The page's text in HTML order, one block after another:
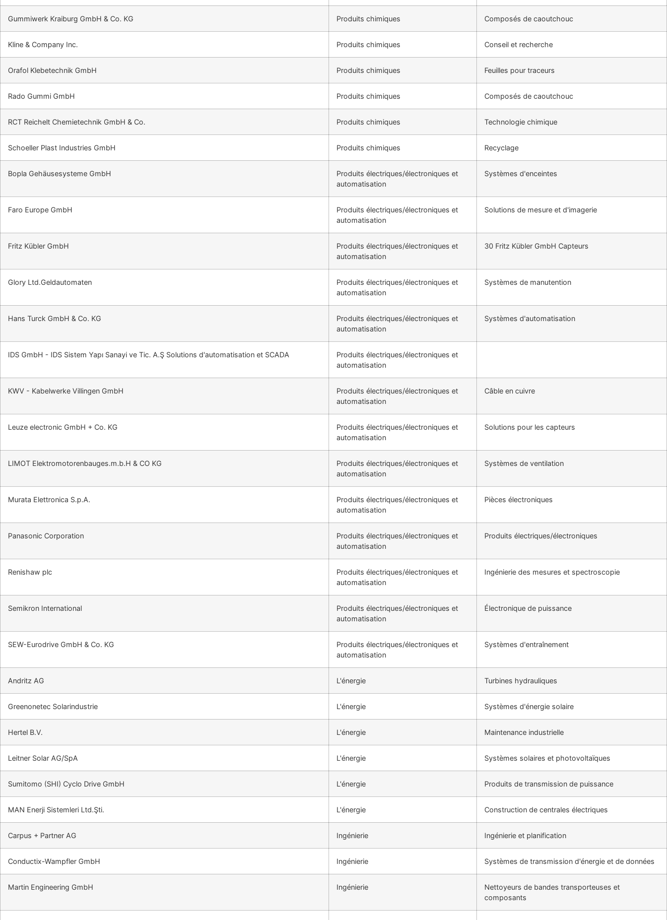
Gummiwerk Kraiburg GmbH & Co. KG Produits chimiques Composés de caoutchouc
Kline & Company Inc. Produits chimiques Conseil et recherche
Orafol Klebetechnik GmbH Produits chimiques Feuilles pour traceurs
Rado Gummi GmbH Produits chimiques Composés de caoutchouc
RCT Reichelt Chemietechnik GmbH & Co. Produits chimiques Technologie chimique
Schoeller Plast Industries GmbH Produits chimiques Recyclage
Bopla Gehäusesysteme GmbH
Produits électriques/électroniques et
automatisation
Systèmes d'enceintes
Faro Europe GmbH
Produits électriques/électroniques et
automatisation
Solutions de mesure et d'imagerie
Fritz Kübler GmbH
Produits électriques/électroniques et
automatisation
30 Fritz Kübler GmbH Capteurs
Glory Ltd.Geldautomaten
Produits électriques/électroniques et
automatisation
Systèmes de manutention
Hans Turck GmbH & Co. KG
Produits électriques/électroniques et
automatisation
Systèmes d'automatisation
IDS GmbH - IDS Sistem Yapı Sanayi ve Tic. A.Ş Solutions d'automatisation et SCADA
Produits électriques/électroniques et
automatisation
KWV - Kabelwerke Villingen GmbH
Produits électriques/électroniques et
automatisation
Câble en cuivre
Leuze electronic GmbH + Co. KG
Produits électriques/électroniques et
automatisation
Solutions pour les capteurs
LIMOT Elektromotorenbauges.m.b.H & CO KG
Produits électriques/électroniques et
automatisation
Systèmes de ventilation
Murata Elettronica S.p.A.
Produits électriques/électroniques et
automatisation
Pièces électroniques
Panasonic Corporation
Produits électriques/électroniques et
automatisation
Produits électriques/électroniques
Renishaw plc
Produits électriques/électroniques et
automatisation
Ingénierie des mesures et spectroscopie
Semikron International
Produits électriques/électroniques et
automatisation
Électronique de puissance
SEW-Eurodrive GmbH & Co. KG
Produits électriques/électroniques et
automatisation
Systèmes d'entraînement
Andritz AG L'énergie Turbines hydrauliques
Greenonetec Solarindustrie L'énergie Systèmes d'énergie solaire
Hertel B.V. L'énergie Maintenance industrielle
Leitner Solar AG/SpA L'énergie Systèmes solaires et photovoltaïques
Sumitomo (SHI) Cyclo Drive GmbH L'énergie Produits de transmission de puissance
MAN Enerji Sistemleri Ltd.Şti. L'énergie Construction de centrales électriques
Carpus + Partner AG Ingénierie Ingénierie et planification
Conductix-Wampfler GmbH Ingénierie Systèmes de transmission d'énergie et de données
Martin Engineering GmbH Ingénierie
Nettoyeurs de bandes transporteuses et
composants